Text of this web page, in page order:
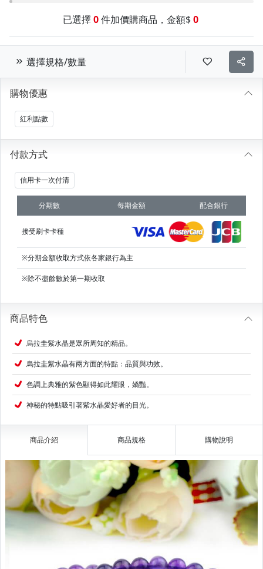
已選擇 0 件加價購商品，金額$ 0
選擇規格/數量
購物優惠
紅利點數
付款方式
信用卡一次付清
分期數 每期金額 配合銀行
接受刷卡卡種
※分期金額收取方式依各家銀行為主
※除不盡餘數於第一期收取
商品特色
烏拉圭紫水晶是眾所周知的精品。
烏拉圭紫水晶有兩方面的特點：品質與功效。
色調上典雅的紫色顯得如此耀眼，嬌豔。
神秘的特點吸引著紫水晶愛好者的目光。
商品介紹 商品規格 購物說明